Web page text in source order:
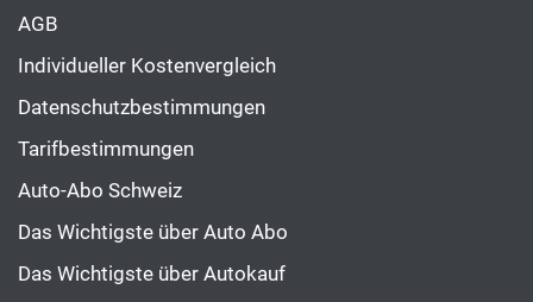
AGB
Individueller Kostenvergleich
Datenschutzbestimmungen
Tarifbestimmungen
Auto-Abo Schweiz
Das Wichtigste über Auto Abo
Das Wichtigste über Autokauf